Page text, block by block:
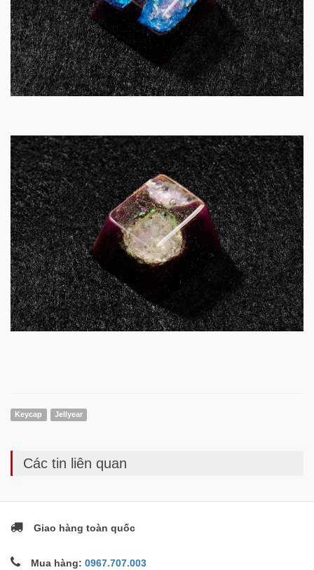
Keycap Jellyear
Các tin liên quan
Giao hàng toàn quốc
Mua hàng: 0967.707.003